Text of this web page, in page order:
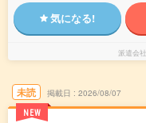
気になる!
派遣会社
未読
NEW
掲載日 2026/08/07